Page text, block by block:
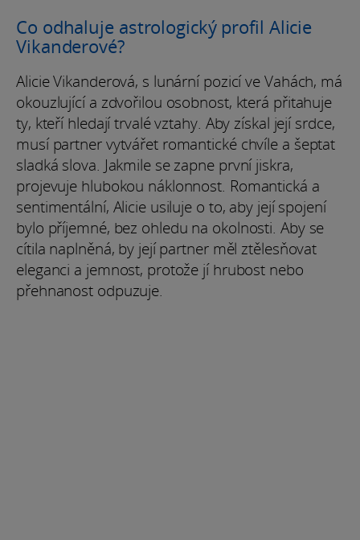
Co odhaluje astrologický profil Alicie
Vikanderové?
Alicie Vikanderová, s lunární pozicí ve Vahách, má
okouzlující a zdvořilou osobnost, která přitahuje
ty, kteří hledají trvalé vztahy. Aby získal její srdce,
musí partner vytvářet romantické chvíle a šeptat
sladká slova. Jakmile se zapne první jiskra,
projevuje hlubokou náklonnost. Romantická a
sentimentální, Alicie usiluje o to, aby její spojení
bylo příjemné, bez ohledu na okolnosti. Aby se
cítila naplněná, by její partner měl ztělesňovat
eleganci a jemnost, protože jí hrubost nebo
přehnanost odpuzuje.